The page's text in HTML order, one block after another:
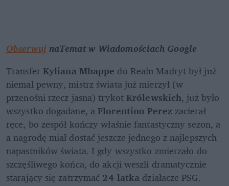
Obserwuj naTemat w Wiadomościach Google
Transfer Kyliana Mbappe do Realu Madryt był już
niemal pewny, mistrz świata już mierzył (w
przenośni rzecz jasna) trykot Królewskich, już było
wszystko dogadane, a Florentino Perez zacierał
ręce, bo zespół kończy właśnie fantastyczny sezon, a
a nagrodę miał dostać jeszcze jednego z najlepszych
napastników świata. I gdy wszystko zmierzało do
szczęśliwego końca, do akcji weszli dramatycznie
starający się zatrzymać 24-latka działacze PSG.